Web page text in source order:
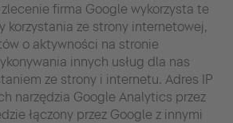
firma Google wykorzysta te
korzystania ze strony internetowej,
o aktywności na stronie
innych usług dla nas
ze strony i internetu. Adres IP
narzędzia Google Analytics przez
łączony przez Google z innymi